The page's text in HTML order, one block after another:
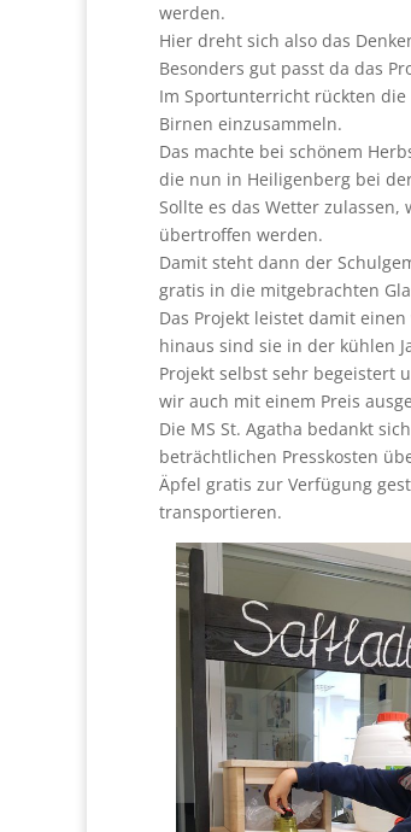
werden.
Hier dreht sich also das
Besonders gut passt da das
Im Sportunterricht rückten
Birnen einzusammeln.
Das machte bei schönem
die nun in Heiligenberg bei
Sollte es das Wetter
übertroffen werden.
Damit steht dann der
gratis in die mitgebrachten
Das Projekt leistet damit
hinaus sind sie in der kühlen
Projekt selbst sehr begeistert
wir auch mit einem Preis
Die MS St. Agatha bedankt
beträchtlichen Presskosten
Äpfel gratis zur Verfügung
transportieren.